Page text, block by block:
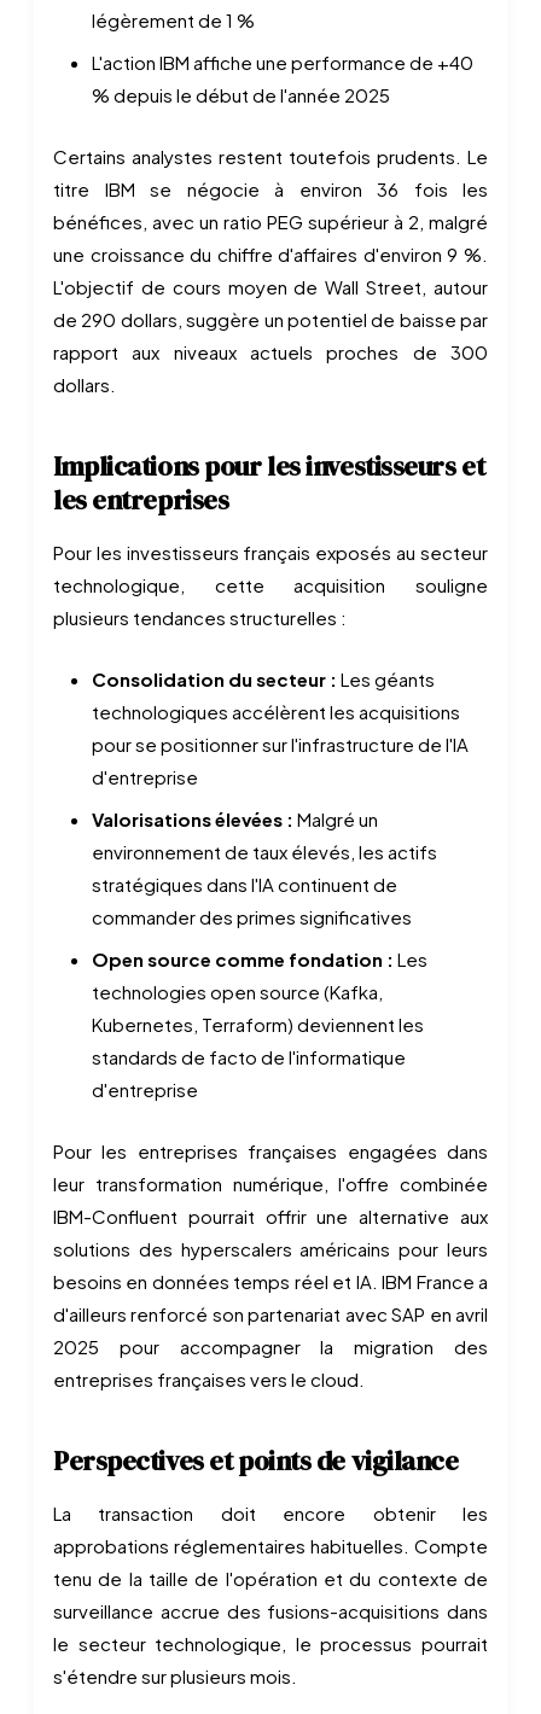
légèrement de 1 %
L'action IBM affiche une performance de +40
% depuis le début de l'année 2025
Certains analystes restent toutefois prudents. Le
titre IBM se négocie à environ 36 fois les
bénéfices, avec un ratio PEG supérieur à 2, malgré
une croissance du chiffre d'affaires d'environ 9 %.
L'objectif de cours moyen de Wall Street, autour
de 290 dollars, suggère un potentiel de baisse par
rapport aux niveaux actuels proches de 300
dollars.
Implications pour les investisseurs et
les entreprises
Pour les investisseurs français exposés au secteur
technologique, cette acquisition souligne
plusieurs tendances structurelles :
Consolidation du secteur : Les géants
technologiques accélèrent les acquisitions
pour se positionner sur l'infrastructure de l'IA
d'entreprise
Valorisations élevées : Malgré un
environnement de taux élevés, les actifs
stratégiques dans l'IA continuent de
commander des primes significatives
Open source comme fondation : Les
technologies open source (Kafka,
Kubernetes, Terraform) deviennent les
standards de facto de l'informatique
d'entreprise
Pour les entreprises françaises engagées dans
leur transformation numérique, l'offre combinée
IBM-Confluent pourrait offrir une alternative aux
solutions des hyperscalers américains pour leurs
besoins en données temps réel et IA. IBM France a
d'ailleurs renforcé son partenariat avec SAP en avril
2025 pour accompagner la migration des
entreprises françaises vers le cloud.
Perspectives et points de vigilance
La transaction doit encore obtenir les
approbations réglementaires habituelles. Compte
tenu de la taille de l'opération et du contexte de
surveillance accrue des fusions-acquisitions dans
le secteur technologique, le processus pourrait
s'étendre sur plusieurs mois.